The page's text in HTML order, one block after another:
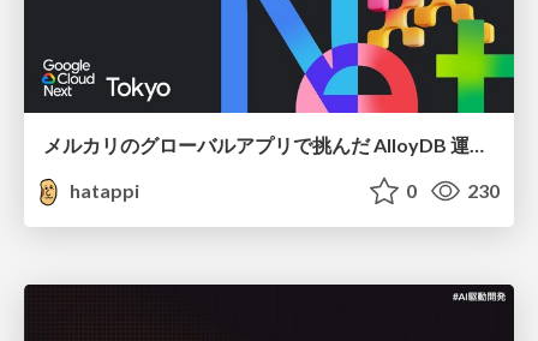
メルカリのグローバルアプリで挑んだ AlloyDB 運用と課題解決の実践記
hatappi
0 230